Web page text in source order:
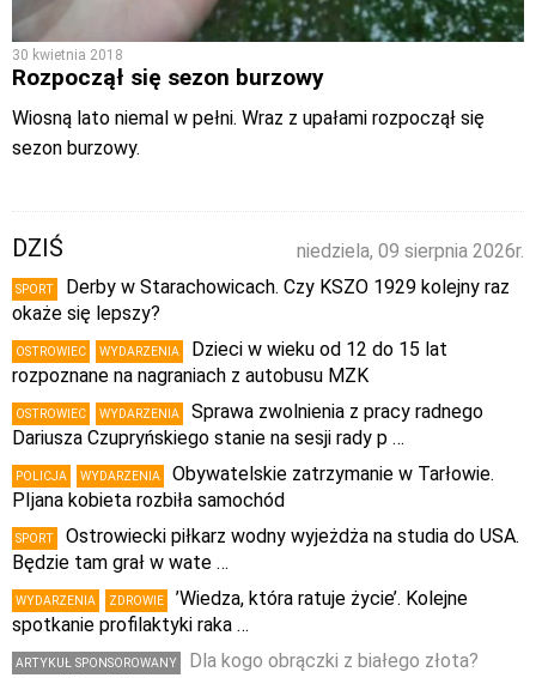
30 kwietnia 2018
Rozpoczął się sezon burzowy
Wiosną lato niemal w pełni. Wraz z upałami rozpoczął się
sezon burzowy.
niedziela, 09 sierpnia 2026r.
DZIŚ
SPORT
Derby w Starachowicach. Czy KSZO 1929 kolejny raz
okaże się lepszy?
OSTROWIEC WYDARZENIA
Dzieci w wieku od 12 do 15 lat
rozpoznane na nagraniach z autobusu MZK
OSTROWIEC WYDARZENIA
Sprawa zwolnienia z pracy radnego
Dariusza Czupryńskiego stanie na sesji rady p …
POLICJA WYDARZENIA
Obywatelskie zatrzymanie w Tarłowie.
PIjana kobieta rozbiła samochód
SPORT
Ostrowiecki piłkarz wodny wyjeżdża na studia do USA.
Będzie tam grał w wate …
WYDARZENIA ZDROWIE
’Wiedza, która ratuje życie’. Kolejne
spotkanie profilaktyki raka …
ARTYKUŁ SPONSOROWANY
Dla kogo obrączki z białego złota?